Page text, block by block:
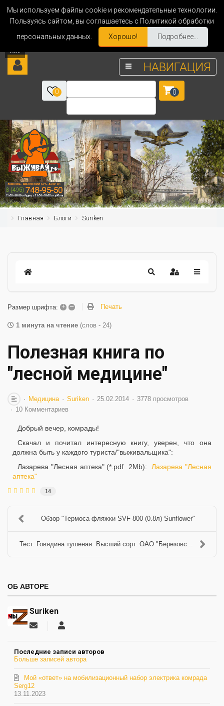
Мы используем файлы cookie и рекомендательные технологии.
Пользуясь сайтом, вы соглашаетесь с Политикой обработки
персональных данных.
Хорошо! Подробнее...
НАВИГАЦИЯ
0 0
Главная Блоги Suriken
Размер шрифта: + – Печать
1 минута на чтение (слов - 24)
Полезная книга по
"лесной медицине"
Медицина Suriken 25.02.2014
3778 просмотров
10 Комментариев
Добрый вечер, комрады!
Скачал и почитал интересную книгу, уверен, что она
должна быть у каждого туриста/"выживальщика":
Лазарева "Лесная аптека" (*.pdf 2Mb):Лазарева "Лесная
аптека"
14
Обзор "Термоса-фляжки SVF-800 (0.8л) Sunflower"
Тест. Говядина тушеная. Высший сорт. ОАО "Березовс...
ОБ АВТОРЕ
Suriken
Подписаться
автора
Последние записи авторов
Больше записей автора
13.11.2023
Мой «ответ» на мобилизационный набор электрика комрада
Serg12